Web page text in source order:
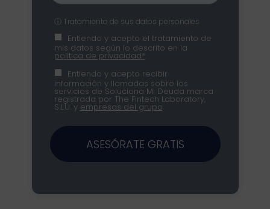
ⓘ Tratamiento de sus datos personales
Entiendo y acepto el tratamiento de
mis datos según lo descrito en la
política de privacidad*
Entiendo y acepto recibir
información y llamadas sobre los
servicios de Soluciona Mi Deuda marca
registrada por The Fintech Laboratory,
S.L.U. y empresas del grupo
ASESÓRATE GRATIS